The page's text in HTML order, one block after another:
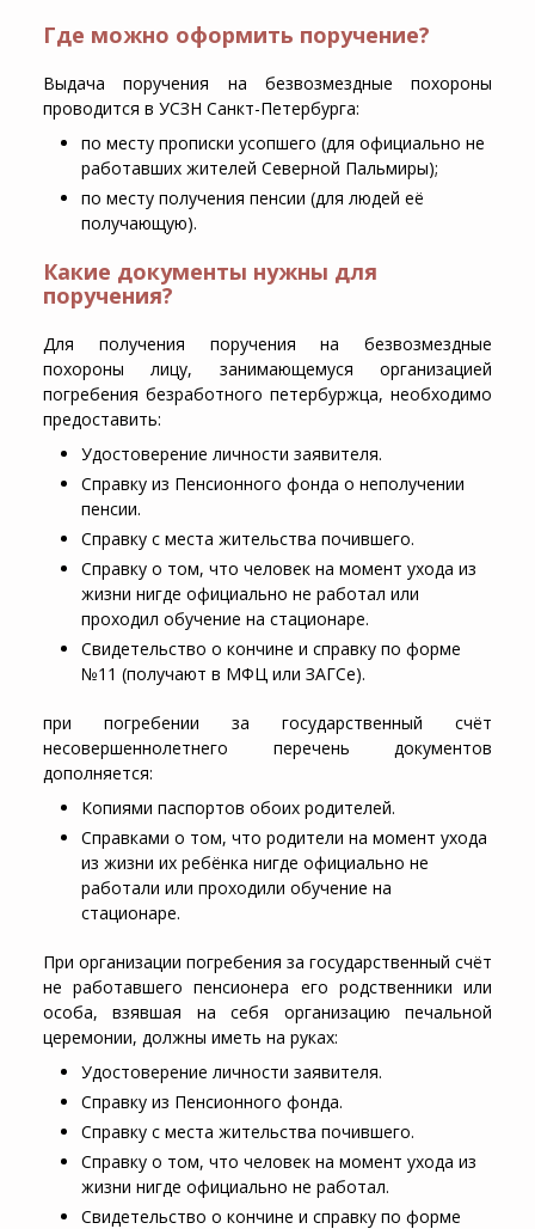
Где можно оформить поручение?
Выдача поручения на безвозмездные похороны
проводится в УСЗН Санкт-Петербурга:
по месту прописки усопшего (для официально не
работавших жителей Северной Пальмиры);
по месту получения пенсии (для людей её
получающую).
Какие документы нужны для
поручения?
Для получения поручения на безвозмездные
похороны лицу, занимающемуся организацией
погребения безработного петербуржца, необходимо
предоставить:
Удостоверение личности заявителя.
Справку из Пенсионного фонда о неполучении
пенсии.
Справку с места жительства почившего.
Справку о том, что человек на момент ухода из
жизни нигде официально не работал или
проходил обучение на стационаре.
Свидетельство о кончине и справку по форме
№11 (получают в МФЦ или ЗАГСе).
при погребении за государственный счёт
несовершеннолетнего перечень документов
дополняется:
Копиями паспортов обоих родителей.
Справками о том, что родители на момент ухода
из жизни их ребёнка нигде официально не
работали или проходили обучение на
стационаре.
При организации погребения за государственный счёт
не работавшего пенсионера его родственники или
особа, взявшая на себя организацию печальной
церемонии, должны иметь на руках:
Удостоверение личности заявителя.
Справку из Пенсионного фонда.
Справку с места жительства почившего.
Справку о том, что человек на момент ухода из
жизни нигде официально не работал.
Свидетельство о кончине и справку по форме